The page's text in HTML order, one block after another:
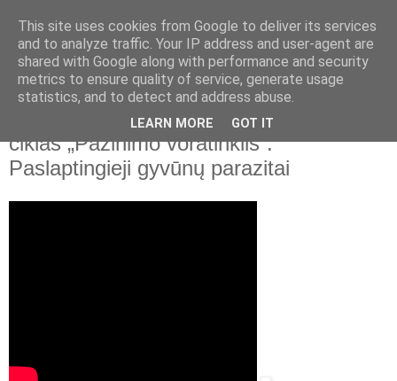
2023 m. birželio 5 d., pirmadienis
LMNŠC nuotolinių gamtos pamokų
ciklas „Pažinimo voratinklis“.
Paslaptingieji gyvūnų parazitai
This site uses cookies from Google to deliver its services
and to analyze traffic. Your IP address and user-agent are
shared with Google along with performance and security
metrics to ensure quality of service, generate usage
statistics, and to detect and address abuse.
LEARN MORE GOT IT